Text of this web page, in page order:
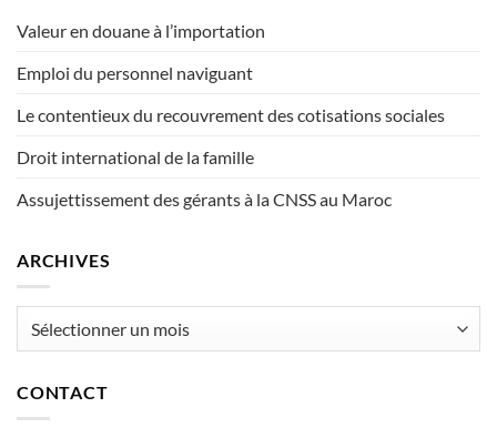
Valeur en douane à l’importation
Emploi du personnel naviguant
Le contentieux du recouvrement des cotisations sociales
Droit international de la famille
Assujettissement des gérants à la CNSS au Maroc
ARCHIVES
CONTACT